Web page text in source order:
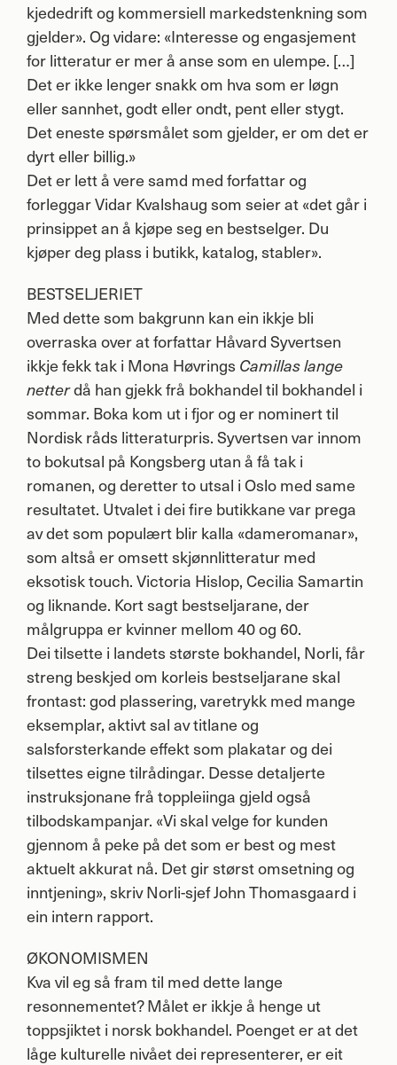
kjededrift og kommersiell markedstenkning som
gjelder». Og vidare: «Interesse og engasjement
for litteratur er mer å anse som en ulempe. […]
Det er ikke lenger snakk om hva som er løgn
eller sannhet, godt eller ondt, pent eller stygt.
Det eneste spørsmålet som gjelder, er om det er
dyrt eller billig.»
Det er lett å vere samd med forfattar og
forleggar Vidar Kvalshaug som seier at «det går i
prinsippet an å kjøpe seg en bestselger. Du
kjøper deg plass i butikk, katalog, stabler».
BESTSELJERIET
Med dette som bakgrunn kan ein ikkje bli
overraska over at forfattar Håvard Syvertsen
ikkje fekk tak i Mona Høvrings Camillas lange
netterdå han gjekk frå bokhandel til bokhandel i
sommar. Boka kom ut i fjor og er nominert til
Nordisk råds litteraturpris. Syvertsen var innom
to bokutsal på Kongsberg utan å få tak i
romanen, og deretter to utsal i Oslo med same
resultatet. Utvalet i dei fire butikkane var prega
av det som populært blir kalla «dameromanar»,
som altså er omsett skjønnlitteratur med
eksotisk touch. Victoria Hislop, Cecilia Samartin
og liknande. Kort sagt bestseljarane, der
målgruppa er kvinner mellom 40 og 60.
Dei tilsette i landets største bokhandel, Norli, får
streng beskjed om korleis bestseljarane skal
frontast: god plassering, varetrykk med mange
eksemplar, aktivt sal av titlane og
salsforsterkande effekt som plakatar og dei
tilsettes eigne tilrådingar. Desse detaljerte
instruksjonane frå toppleiinga gjeld også
tilbodskampanjar. «Vi skal velge for kunden
gjennom å peke på det som er best og mest
aktuelt akkurat nå. Det gir størst omsetning og
inntjening», skriv Norli-sjef John Thomasgaard i
ein intern rapport.
ØKONOMISMEN
Kva vil eg så fram til med dette lange
resonnementet? Målet er ikkje å henge ut
toppsjiktet i norsk bokhandel. Poenget er at det
låge kulturelle nivået dei representerer, er eit